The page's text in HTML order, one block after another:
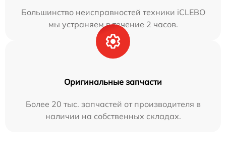
Большинство неисправностей техники iCLEBO
мы устраняем в течение 2 часов.
Оригинальные запчасти
Более 20 тыс. запчастей от производителя в
наличии на собственных складах.